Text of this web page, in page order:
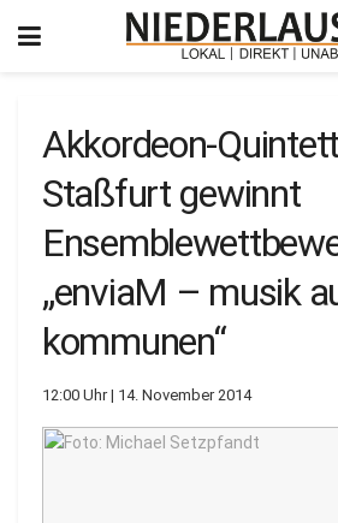
Akkordeon-
Staßfurt gewinnt
„enviaM – musik
kommunen“
12:00 Uhr | 14. November 2014